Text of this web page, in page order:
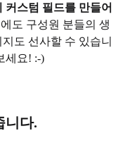
커스텀 필드를 만들어
도 구성원 분들의 생
도 선사할 수 있습니
세요! :-)
니다.